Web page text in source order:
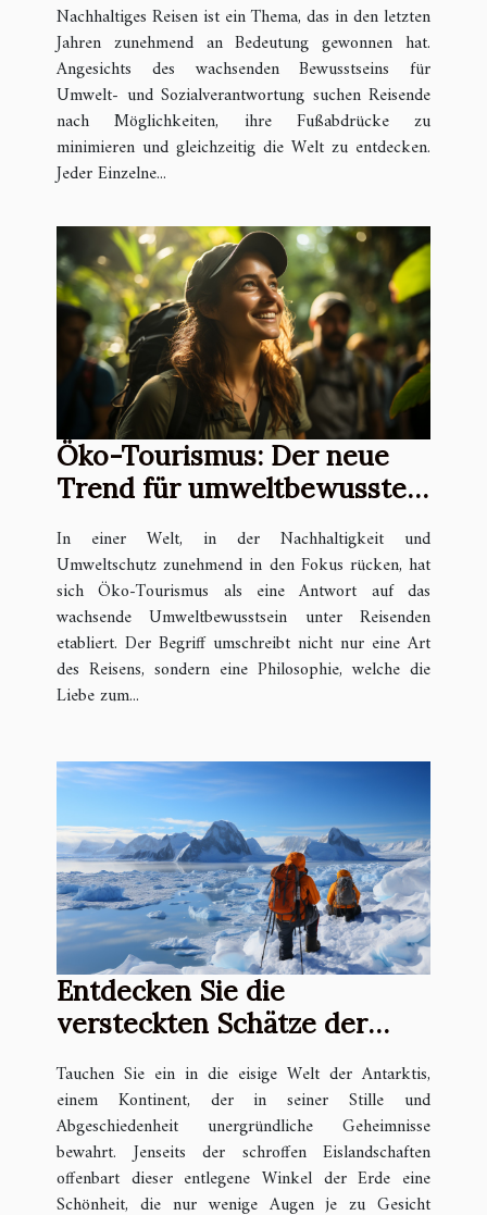
Nachhaltiges Reisen ist ein Thema, das in den letzten
Jahren zunehmend an Bedeutung gewonnen hat.
Angesichts des wachsenden Bewusstseins für
Umwelt- und Sozialverantwortung suchen Reisende
nach Möglichkeiten, ihre Fußabdrücke zu
minimieren und gleichzeitig die Welt zu entdecken.
Jeder Einzelne...
Öko-Tourismus: Der neue
Trend für umweltbewusste
In einer Welt, in der Nachhaltigkeit und
Umweltschutz zunehmend in den Fokus rücken, hat
sich Öko-Tourismus als eine Antwort auf das
wachsende Umweltbewusstsein unter Reisenden
etabliert. Der Begriff umschreibt nicht nur eine Art
des Reisens, sondern eine Philosophie, welche die
Liebe zum...
Entdecken Sie die
versteckten Schätze der
Antarktis
Tauchen Sie ein in die eisige Welt der Antarktis,
einem Kontinent, der in seiner Stille und
Abgeschiedenheit unergründliche Geheimnisse
bewahrt. Jenseits der schroffen Eislandschaften
offenbart dieser entlegene Winkel der Erde eine
Schönheit, die nur wenige Augen je zu Gesicht